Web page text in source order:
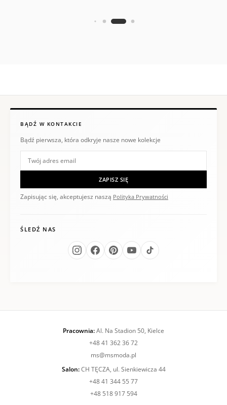
BĄDŹ W KONTAKCIE
Bądź pierwsza, która odkryje nasze nowe kolekcje
ZAPISZ SIĘ
Zapisując się, akceptujesz naszą Polityka Prywatności
ŚLEDŹ NAS
Pracownia:Al. Na Stadion 50, Kielce
+48 41 362 36 72
ms@msmoda.pl
Salon:CH TĘCZA, ul. Sienkiewicza 44
+48 41 344 55 77
+48 518 917 594